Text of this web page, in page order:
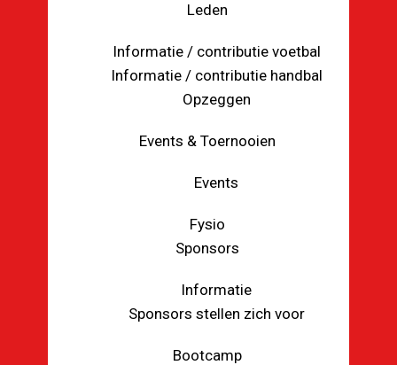
Leden
Informatie / contributie voetbal
Informatie / contributie handbal
Opzeggen
Events & Toernooien
Events
Fysio
Sponsors
Informatie
Sponsors stellen zich voor
Bootcamp